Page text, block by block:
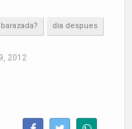
dia despues
2012